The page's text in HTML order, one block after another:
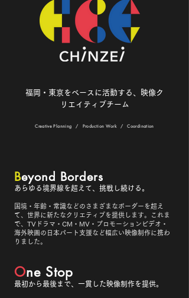
福岡・東京をベースに活動する、映像ク
リエイティブチーム
Creative Planning / Production Work / Coordination
Beyond Borders
あらゆる境界線を超えて、挑戦し続ける。
国境・年齢・常識などのさまざまなボーダーを超え
て、世界に新たなクリエティブを提供します。これま
で、TVドラマ・CM・MV・プロモーションビデオ・
海外映画の日本パート支援など幅広い映像制作に携わ
りました。
One Stop
最初から最後まで、一貫した映像制作を提供。